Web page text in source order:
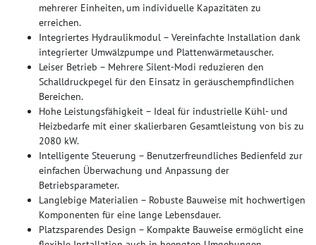
mehrerer Einheiten, um individuelle Kapazitäten zu
erreichen.
Integriertes Hydraulikmodul – Vereinfachte Installation dank
integrierter Umwälzpumpe und Plattenwärmetauscher.
Leiser Betrieb – Mehrere Silent-Modi reduzieren den
Schalldruckpegel für den Einsatz in geräuschempfindlichen
Bereichen.
Hohe Leistungsfähigkeit – Ideal für industrielle Kühl- und
Heizbedarfe mit einer skalierbaren Gesamtleistung von bis zu
2080 kW.
Intelligente Steuerung – Benutzerfreundliches Bedienfeld zur
einfachen Überwachung und Anpassung der
Betriebsparameter.
Langlebige Materialien – Robuste Bauweise mit hochwertigen
Komponenten für eine lange Lebensdauer.
Platzsparendes Design – Kompakte Bauweise ermöglicht eine